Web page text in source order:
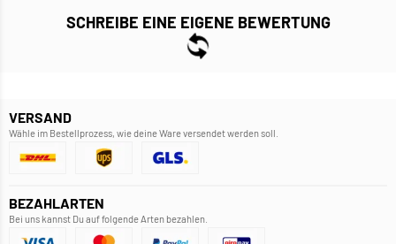
SCHREIBE EINE EIGENE BEWERTUNG
VERSAND
Wähle im Bestellprozess, wie deine Ware versendet werden soll.
BEZAHLARTEN
Bei uns kannst Du auf folgende Arten bezahlen.